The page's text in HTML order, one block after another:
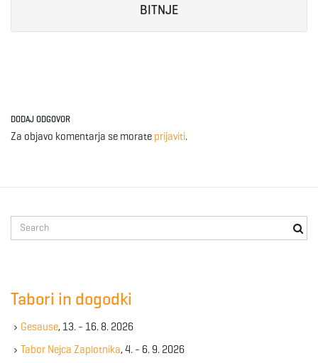
BITNJE
DODAJ ODGOVOR
Za objavo komentarja se morate prijaviti.
e
e
y
Tabori in dogodki
Gesause, 13. - 16. 8. 2026
Tabor Nejca Zaplotnika, 4. - 6. 9. 2026